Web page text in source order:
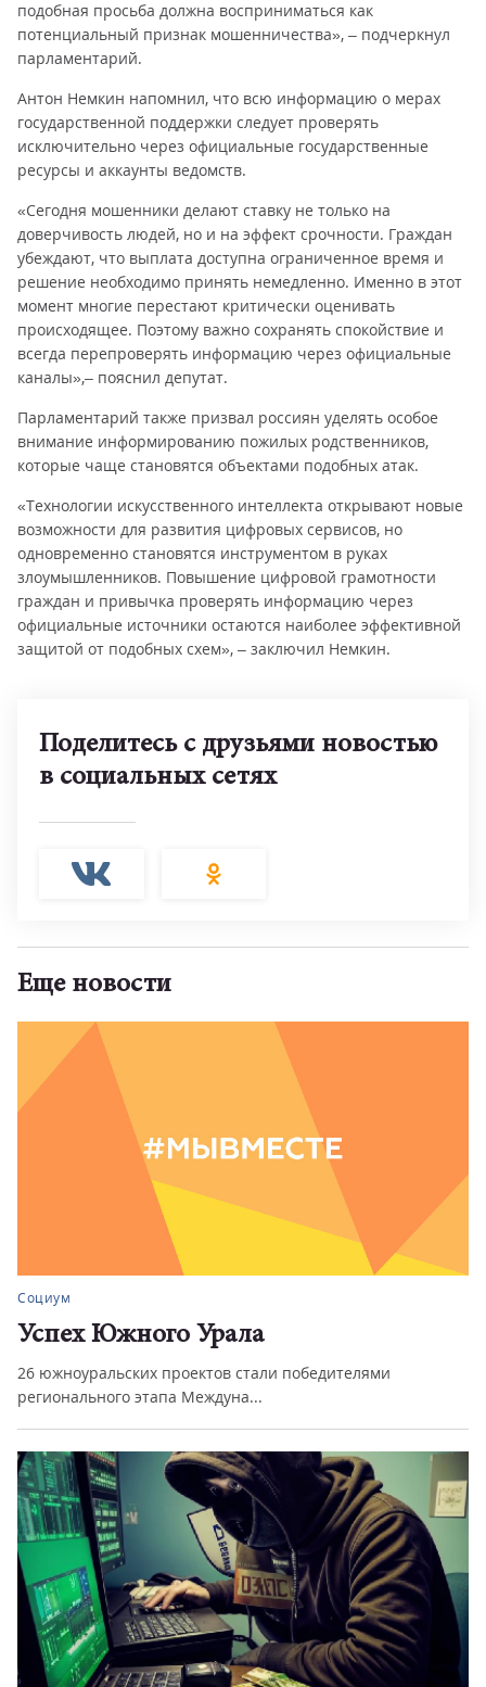
подобная просьба должна восприниматься как
потенциальный признак мошенничества», – подчеркнул
парламентарий.
Антон Немкин напомнил, что всю информацию о мерах
государственной поддержки следует проверять
исключительно через официальные государственные
ресурсы и аккаунты ведомств.
«Сегодня мошенники делают ставку не только на
доверчивость людей, но и на эффект срочности. Граждан
убеждают, что выплата доступна ограниченное время и
решение необходимо принять немедленно. Именно в этот
момент многие перестают критически оценивать
происходящее. Поэтому важно сохранять спокойствие и
всегда перепроверять информацию через официальные
каналы»,– пояснил депутат.
Парламентарий также призвал россиян уделять особое
внимание информированию пожилых родственников,
которые чаще становятся объектами подобных атак.
«Технологии искусственного интеллекта открывают новые
возможности для развития цифровых сервисов, но
одновременно становятся инструментом в руках
злоумышленников. Повышение цифровой грамотности
граждан и привычка проверять информацию через
официальные источники остаются наиболее эффективной
защитой от подобных схем», – заключил Немкин.
Поделитесь с друзьями новостью
в социальных сетях
Еще новости
Социум
Успех Южного Урала
26 южноуральских проектов стали победителями
регионального этапа Междуна...